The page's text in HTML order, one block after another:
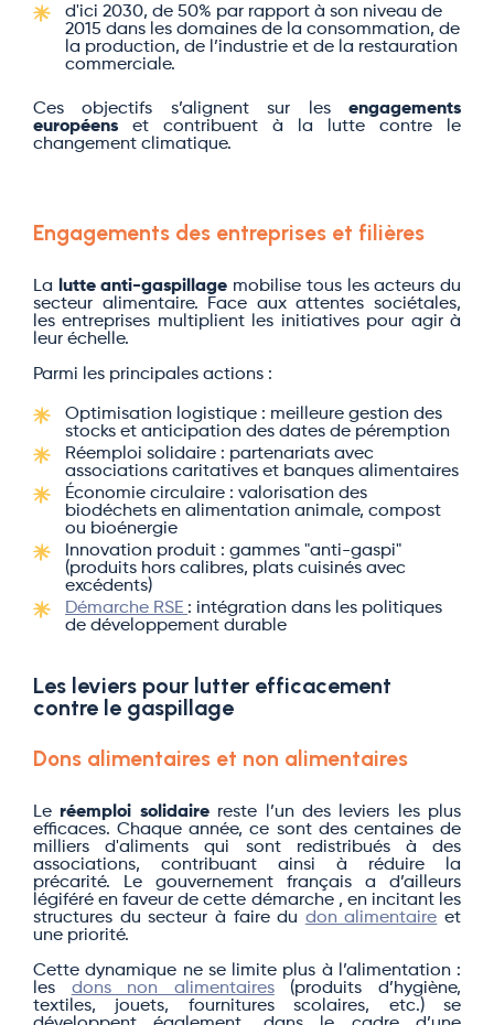
d'ici 2030, de 50% par rapport à son niveau de
2015 dans les domaines de la consommation, de
la production, de l’industrie et de la restauration
commerciale.
Ces objectifs s’alignent sur les engagements
européens et contribuent à la lutte contre le
changement climatique.
Engagements des entreprises et filières
La lutte anti-gaspillage mobilise tous les acteurs du
secteur alimentaire. Face aux attentes sociétales,
les entreprises multiplient les initiatives pour agir à
leur échelle.
Parmi les principales actions :
Optimisation logistique : meilleure gestion des
stocks et anticipation des dates de péremption
Réemploi solidaire : partenariats avec
associations caritatives et banques alimentaires
Économie circulaire : valorisation des
biodéchets en alimentation animale, compost
ou bioénergie
Innovation produit : gammes "anti-gaspi"
(produits hors calibres, plats cuisinés avec
excédents)
Démarche RSE : intégration dans les politiques
de développement durable
Les leviers pour lutter efficacement
contre le gaspillage
Dons alimentaires et non alimentaires
Leréemploi solidairereste l’un des leviers les plus
efficaces. Chaque année, ce sont des centaines de
milliers d'aliments qui sont redistribués à des
associations, contribuant ainsi à réduire la
précarité. Le gouvernement français a d’ailleurs
légiféré en faveur de cette démarche , en incitant les
structures du secteur à faire du don alimentaire et
une priorité.
Cette dynamique ne se limite plus à l’alimentation :
les dons non alimentaires(produits d’hygiène,
textiles, jouets, fournitures scolaires, etc.) se